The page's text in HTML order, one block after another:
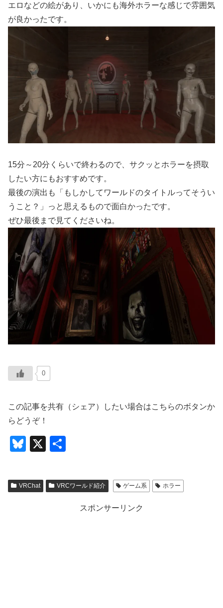
エロなどの絵があり、いかにも海外ホラーな感じで雰囲気
が良かったです。
15分～20分くらいで終わるので、サクッとホラーを摂取
したい方にもおすすめです。
最後の演出も「もしかしてワールドのタイトルってそうい
うこと？」っと思えるもので面白かったです。
ぜひ最後まで見てくださいね。
0
この記事を共有（シェア）したい場合はこちらのボタンか
らどうぞ！
Bl
e
sk
X
VRChat VRCワールド紹介 ゲーム系 ホラー
スポンサーリンク